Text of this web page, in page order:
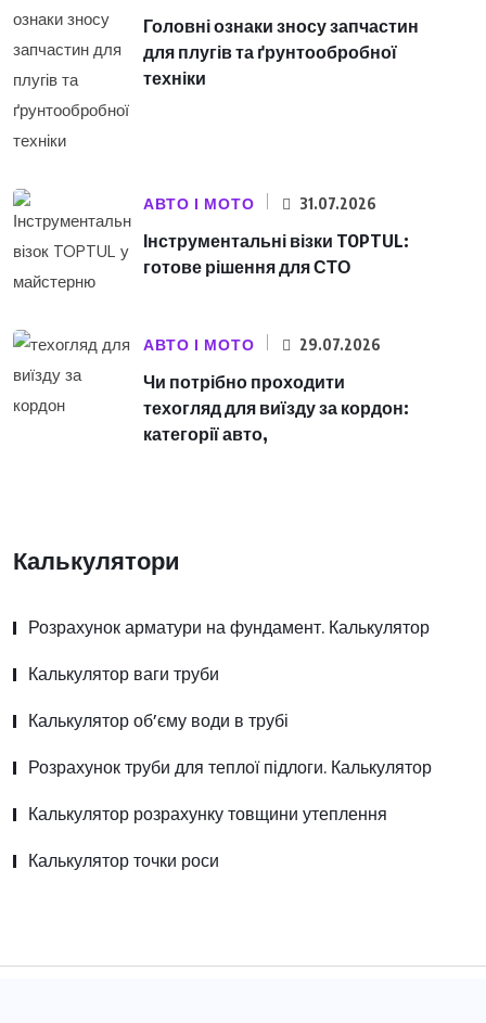
Головні ознаки зносу запчастин
для плугів та ґрунтообробної
техніки
АВТО І МОТО 31.07.2026
Інструментальні візки TOPTUL:
готове рішення для СТО
АВТО І МОТО 29.07.2026
Чи потрібно проходити
техогляд для виїзду за кордон:
категорії авто,
Калькулятори
Розрахунок арматури на фундамент. Калькулятор
Калькулятор ваги труби
Калькулятор об’єму води в трубі
Розрахунок труби для теплої підлоги. Калькулятор
Калькулятор розрахунку товщини утеплення
Калькулятор точки роси